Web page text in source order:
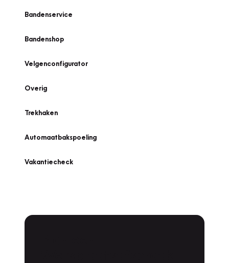
Bandenservice
Bandenshop
Velgenconfigurator
Overig
Trekhaken
Automaatbakspoeling
Vakantiecheck